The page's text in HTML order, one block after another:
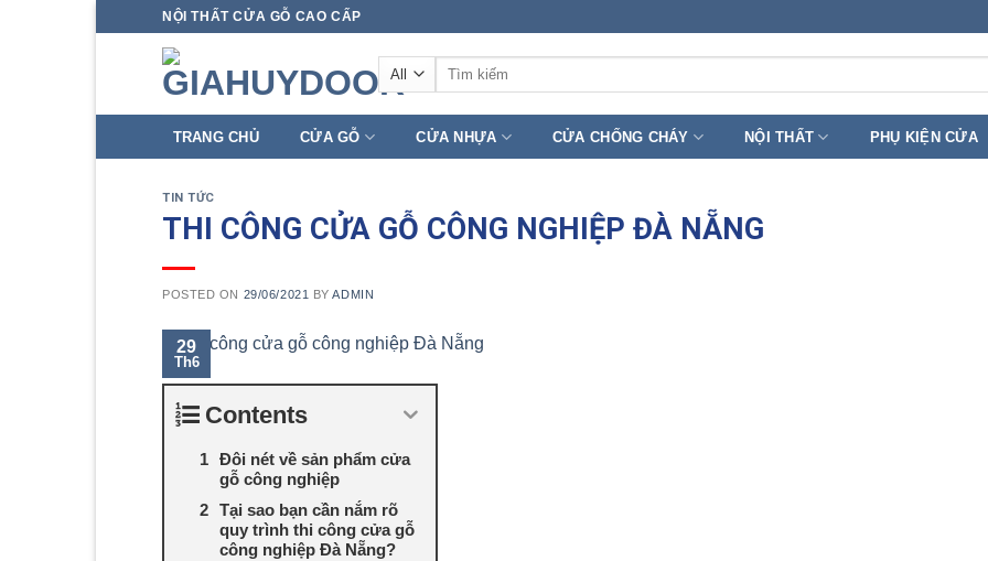
NỘI THẤT CỬA GỖ CAO CẤP
Tìm
TRANG CHỦ CỬA GỖ CỬA NHỰA CỬA CHỐNG CHÁY NỘI THẤT PHỤ KIỆN CỬA
TIN TỨC
THI CÔNG CỬA GỖ CÔNG NGHIỆP ĐÀ NẴNG
POSTED ON 29/06/2021 BYADMIN
29
Th6
Contents
Đôi nét về sản phẩm cửa
gỗ công nghiệp
Tại sao bạn cần nắm rõ
quy trình thi công cửa gỗ
công nghiệp Đà Nẵng?